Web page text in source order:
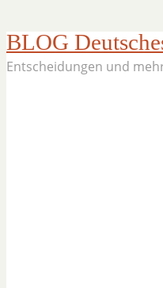
BLOG
Entscheidungen und